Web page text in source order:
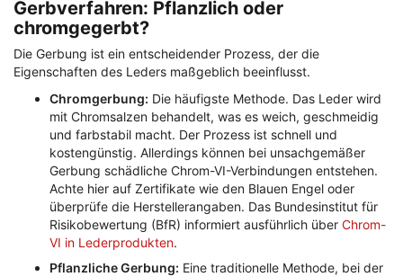
Gerbverfahren: Pflanzlich oder
chromgegerbt?
Die Gerbung ist ein entscheidender Prozess, der die
Eigenschaften des Leders maßgeblich beeinflusst.
Chromgerbung: Die häufigste Methode. Das Leder wird
mit Chromsalzen behandelt, was es weich, geschmeidig
und farbstabil macht. Der Prozess ist schnell und
kostengünstig. Allerdings können bei unsachgemäßer
Gerbung schädliche Chrom-VI-Verbindungen entstehen.
Achte hier auf Zertifikate wie den Blauen Engel oder
überprüfe die Herstellerangaben. Das Bundesinstitut für
Risikobewertung (BfR) informiert ausführlich über Chrom-
VI in Lederprodukten.
Pflanzliche Gerbung: Eine traditionelle Methode, bei der